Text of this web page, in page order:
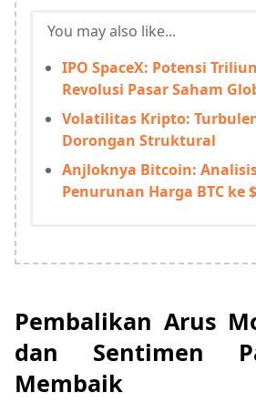
You may also like...
IPO SpaceX: Potensi
Revolusi Pasar Saham
Volatilitas Kripto:
Dorongan Struktural
Anjloknya Bitcoin:
Penurunan Harga BTC ke
Pembalikan Arus
dan Sentimen
Membaik